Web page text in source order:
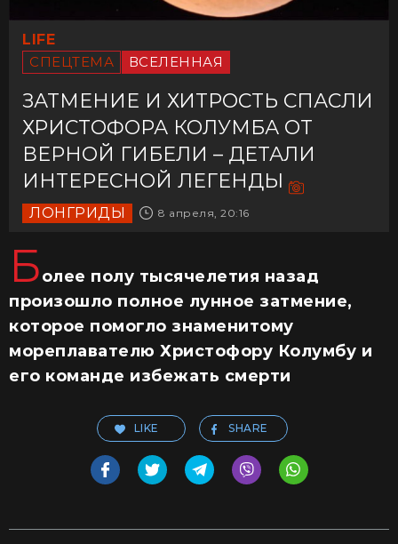
LIFE
СПЕЦТЕМА
ВСЕЛЕННАЯ
ЗАТМЕНИЕ И ХИТРОСТЬ СПАСЛИ
ХРИСТОФОРА КОЛУМБА ОТ
ВЕРНОЙ ГИБЕЛИ – ДЕТАЛИ
ИНТЕРЕСНОЙ ЛЕГЕНДЫ
ЛОНГРИДЫ 8 апреля, 20:16
Более полу тысячелетия назад
произошло полное лунное затмение,
которое помогло знаменитому
мореплавателю Христофору Колумбу и
его команде избежать смерти
LIKE SHARE